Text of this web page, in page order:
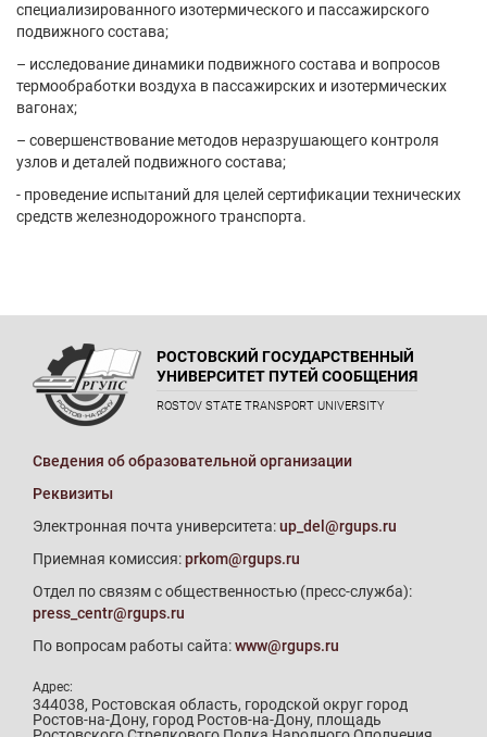
специализированного изотермического и пассажирского
подвижного состава;
– исследование динамики подвижного состава и вопросов
термообработки воздуха в пассажирских и изотермических
вагонах;
– совершенствование методов неразрушающего контроля
узлов и деталей подвижного состава;
- проведение испытаний для целей сертификации технических
средств железнодорожного транспорта.
РОСТОВСКИЙ ГОСУДАРСТВЕННЫЙ
УНИВЕРСИТЕТ ПУТЕЙ СООБЩЕНИЯ
ROSTOV STATE TRANSPORT UNIVERSITY
Сведения об образовательной организации
Реквизиты
Электронная почта университета:up_del@rgups.ru
Приемная комиссия:prkom@rgups.ru
Отдел по связям с общественностью (пресс-служба):
press_centr@rgups.ru
По вопросам работы сайта:www@rgups.ru
Адрес:
344038, Ростовская область, городской округ город
Ростов-на-Дону, город Ростов-на-Дону, площадь